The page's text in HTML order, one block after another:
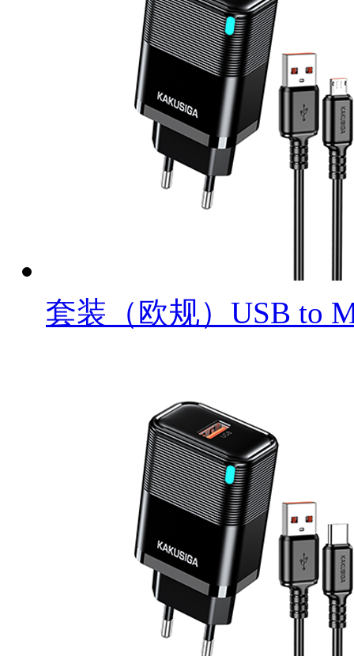
套装（欧规）USB to